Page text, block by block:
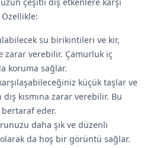
Özellikle:
su birikintileri ve kir,
verebilir. Çamurluk iç
koruma sağlar.
küçük taşlar ve
kısmına zarar verebilir. Bu
eder.
daha şık ve düzenli
da hoş bir görüntü sağlar.